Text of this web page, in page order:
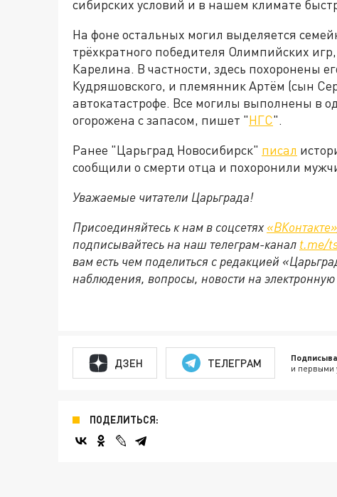
сибирских условий и в нашем климате
На фоне остальных могил выделяется
трёхкратного победителя Олимпийских
Карелина. В частности, здесь похоронены
Кудряшовского, и племянник Артём (сын
автокатастрофе. Все могилы выполнены в
огорожена с запасом, пишет "НГС".
Ранее "Царьград Новосибирск" писал
сообщили о смерти отца и похоронили
Уважаемые читатели Царьграда!
Присоединяйтесь к нам в соцсетях «ВКонтакте»
подписывайтесь на наш телеграм-канал t.me/
вам есть чем поделиться с редакцией
наблюдения, вопросы, новости на электронную
ДЗЕН ТЕЛЕГРАМ и первыми
ПОДЕЛИТЬСЯ: